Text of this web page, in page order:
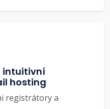
intuitivní
hosting
registrátory a